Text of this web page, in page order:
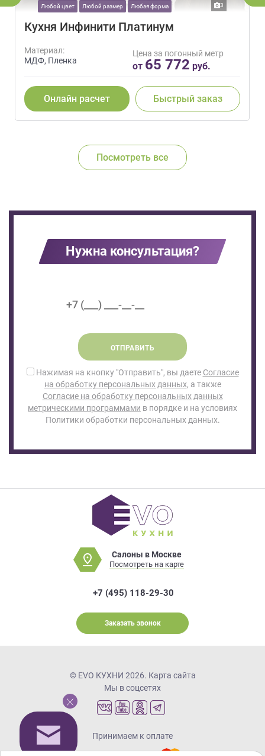
Любой цвет Любой размер Любая форма 3
Кухня Инфинити Платинум
Материал:
МДФ, Пленка
Цена за погонный метр
от 65 772 руб.
Онлайн расчет Быстрый заказ
Посмотреть все
Нужна консультация?
ОТПРАВИТЬ
Нажимая на кнопку "Отправить", вы даете Согласие
на обработку персональных данных, а также
Согласие на обработку персональных данных
метрическими программами в порядке и на условиях
Политики обработки персональных данных.
Салоны в Москве
Посмотреть на карте
+7 (495) 118-29-30
Заказать звонок
© EVO КУХНИ 2026. Карта сайта
Мы в соцсетях
Принимаем к оплате